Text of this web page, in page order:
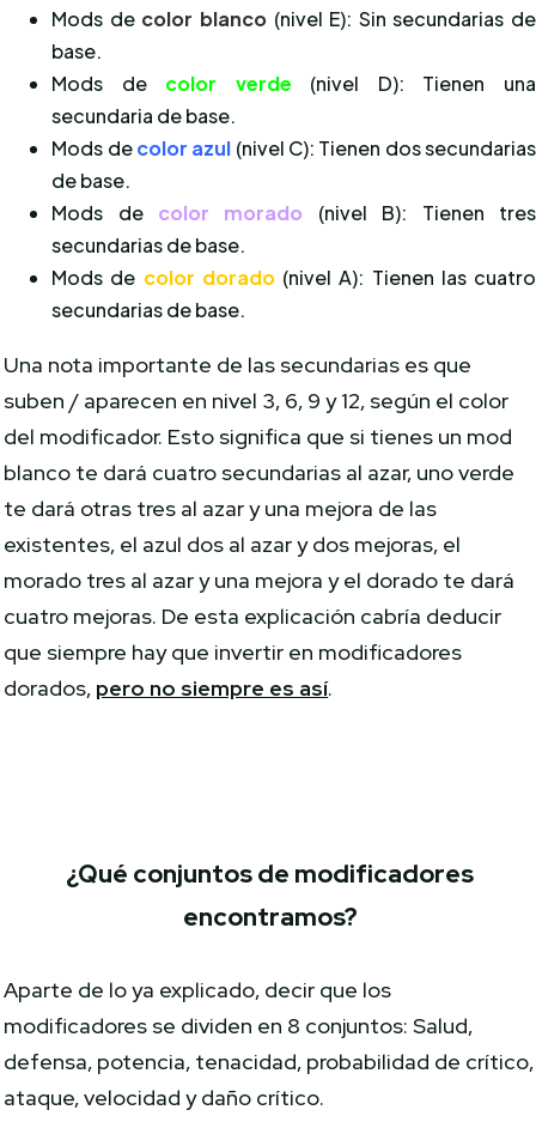
Mods de color blanco (nivel E): Sin secundarias de
base.
Mods de color verde (nivel D): Tienen una
secundaria de base.
Mods decolor azul (nivel C): Tienen dos secundarias
de base.
Mods de color morado (nivel B): Tienen tres
secundarias de base.
Mods de color dorado(nivel A): Tienen las cuatro
secundarias de base.
Una nota importante de las secundarias es que
suben / aparecen en nivel 3, 6, 9 y 12, según el color
del modificador. Esto significa que si tienes un mod
blanco te dará cuatro secundarias al azar, uno verde
te dará otras tres al azar y una mejora de las
existentes, el azul dos al azar y dos mejoras, el
morado tres al azar y una mejora y el dorado te dará
cuatro mejoras. De esta explicación cabría deducir
que siempre hay que invertir en modificadores
dorados, pero no siempre es así.
¿Qué conjuntos de modificadores
encontramos?
Aparte de lo ya explicado, decir que los
modificadores se dividen en 8 conjuntos: Salud,
defensa, potencia, tenacidad, probabilidad de crítico,
ataque, velocidad y daño crítico.